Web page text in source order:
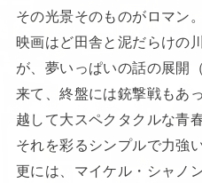
その光景そのものがロマン。
映画はど田舎と泥だらけの
が、夢いっぱいの話の展開
来て、終盤には銃撃戦もあ
越して大スペクタクルな青春
それを彩るシンプルで力強
更には、マイケル・シャノ